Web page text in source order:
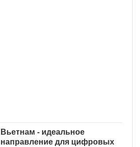
Вьетнам - идеальное
направление для цифровых